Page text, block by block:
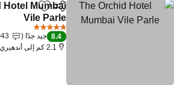
مشاركةto favorites
Hotel Mumbai
Vile Parle
8.4 جيد جدًا
2.1 كم إلى أندهيري E